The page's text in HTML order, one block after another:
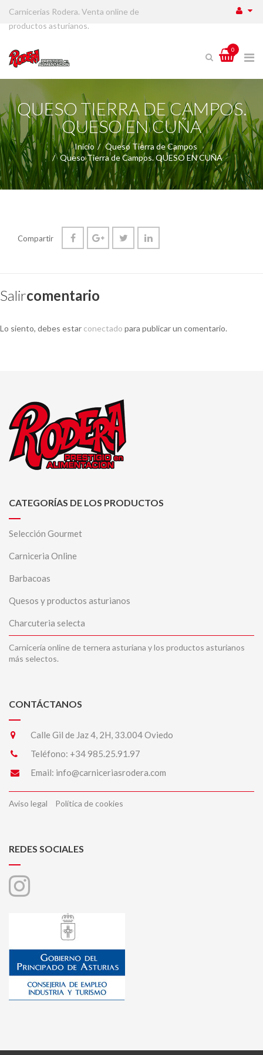
Carnicerias Rodera. Venta online de
productos asturianos.
0
QUESO TIERRA DE CAMPOS.
QUESO EN CUÑA
Inicio
Queso Tierra de Campos
Queso Tierra de Campos. QUESO EN CUÑA
Compartir
SalirComentario
Lo siento, debes estar conectado para publicar un comentario.
CATEGORÍAS DE LOS PRODUCTOS
Selección Gourmet
Carniceria Online
Barbacoas
Quesos y productos asturianos
Charcuteria selecta
Carnicería online de ternera asturiana y los productos asturianos
más selectos.
CONTÁCTANOS
Calle Gil de Jaz 4, 2H, 33.004 Oviedo
Teléfono: +34 985.25.91.97
Email: info@carniceriasrodera.com
Aviso legal Política de cookies
REDES SOCIALES